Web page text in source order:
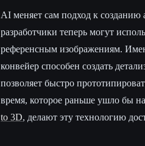
AI меняет сам подход к созданию
разработчики теперь могут
референсным изображениям.
конвейер способен создать
позволяет быстро
время, которое раньше ушло бы
to 3D, делают эту технологию